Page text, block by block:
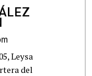
Leysa
del